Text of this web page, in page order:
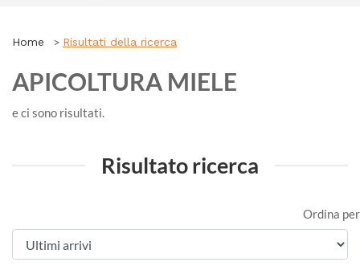
Home Risultati della ricerca
APICOLTURA MIELE
e ci sono risultati.
Risultato ricerca
Ordina per